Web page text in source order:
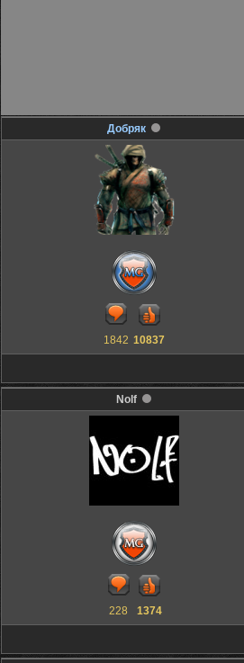
Добряк
1842 10837
Nolf
228 1374